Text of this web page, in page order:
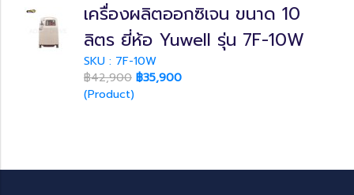
เครื่องผลิตออกซิเจน ขนาด 10
ลิตร ยี่ห้อ Yuwell รุ่น 7F-10W
SKU : 7F-10W
฿42,900 ฿35,900
(Product)